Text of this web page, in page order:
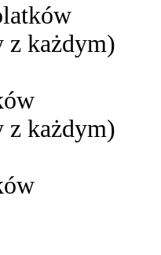
z każdym)
z każdym)